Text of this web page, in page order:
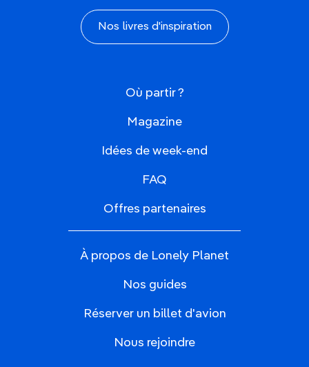
Nos livres d'inspiration
Où partir ?
Magazine
Idées de week-end
FAQ
Offres partenaires
À propos de Lonely Planet
Nos guides
Réserver un billet d'avion
Nous rejoindre